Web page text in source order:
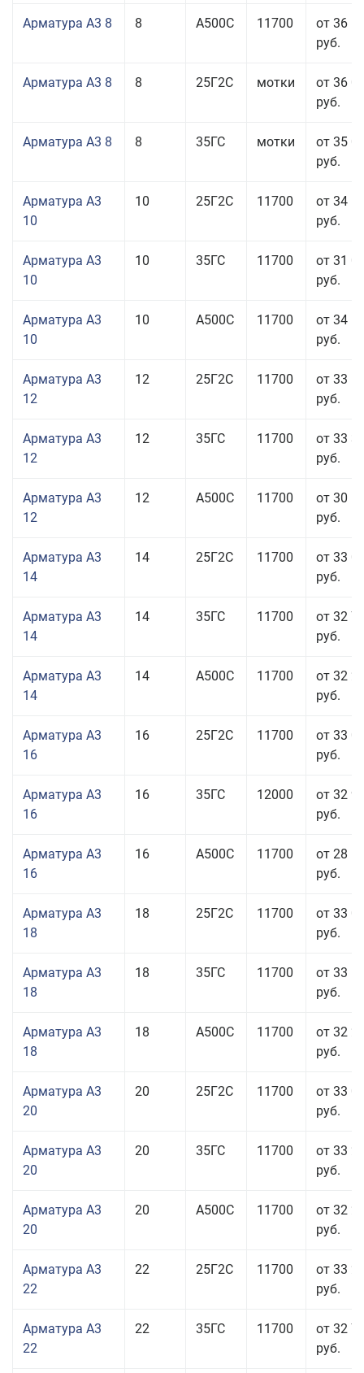
Арматура А3 8 8 А500С 11700
от 36
руб.
Арматура А3 8 8 25Г2С мотки
от 36
руб.
Арматура А3 8 8 35ГС мотки
от 35
руб.
Арматура А3
10
10 25Г2С 11700
от 34
руб.
Арматура А3
10
10 35ГС 11700
от 31
руб.
Арматура А3
10
10 А500С 11700
от 34
руб.
Арматура А3
12
12 25Г2С 11700
от 33
руб.
Арматура А3
12
12 35ГС 11700
от 33
руб.
Арматура А3
12
12 А500С 11700
от 30
руб.
Арматура А3
14
14 25Г2С 11700
от 33
руб.
Арматура А3
14
14 35ГС 11700
от 32
руб.
Арматура А3
14
14 А500С 11700
от 32
руб.
Арматура А3
16
16 25Г2С 11700
от 33
руб.
Арматура А3
16
16 35ГС 12000
от 32
руб.
Арматура А3
16
16 А500С 11700
от 28
руб.
Арматура А3
18
18 25Г2С 11700
от 33
руб.
Арматура А3
18
18 35ГС 11700
от 33
руб.
Арматура А3
18
18 А500С 11700
от 32
руб.
Арматура А3
20
20 25Г2С 11700
от 33
руб.
Арматура А3
20
20 35ГС 11700
от 33
руб.
Арматура А3
20
20 А500С 11700
от 32
руб.
Арматура А3
22
22 25Г2С 11700
от 33
руб.
Арматура А3
22
22 35ГС 11700
от 32
руб.